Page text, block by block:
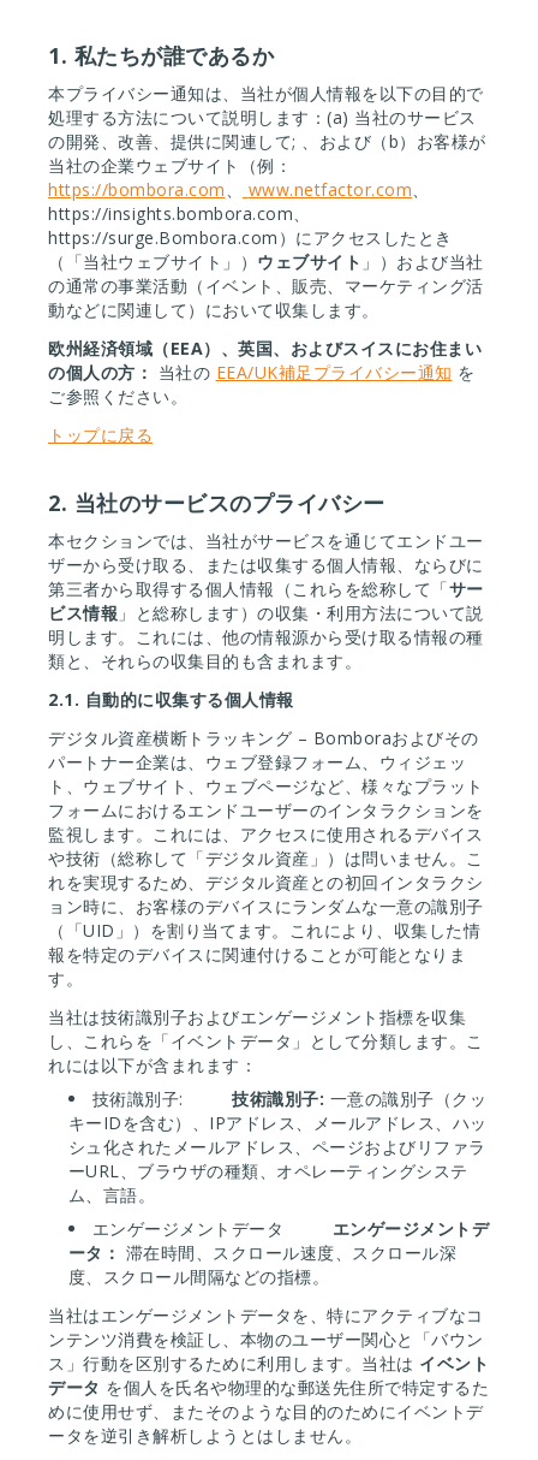
1. 私たちが誰であるか
本プライバシー通知は、当社が個人情報を以下の目的で
処理する方法について説明します：(a) 当社のサービス
の開発、改善、提供に関連して;
、および（b）お客様が
当社の企業ウェブサイト（例：
https://bombora.com
www.netfactor.com
https://insights.bombora.com、
https://surge.Bombora.com）にアクセスしたとき
（「当社ウェブサイト」） ウェブサイト 」）および当社
の通常の事業活動（イベント、販売、マーケティング活
動などに関連して）において収集します。
欧州経済領域（EEA）、英国、およびスイスにお住まい
の個人の方： 当社の EEA/UK補足プライバシー通知 を
ご参照ください。
トップに戻る
2. 当社のサービスのプライバシー
本セクションでは、当社がサービスを通じてエンドユー
ザーから受け取る、または収集する個人情報、ならびに
第三者から取得する個人情報（これらを総称して「サー
ビス情報 」と総称します）の収集・利用方法について説
明します。これには、他の情報源から受け取る情報の種
類と、それらの収集目的も含まれます。
2.1. 自動的に収集する個人情報
デジタル資産横断トラッキング – Bomboraおよびその
パートナー企業は、ウェブ登録フォーム、ウィジェッ
ト、ウェブサイト、ウェブページなど、様々なプラット
フォームにおけるエンドユーザーのインタラクションを
監視します。これには、アクセスに使用されるデバイス
や技術（総称して「デジタル資産」）は問いません。こ
れを実現するため、デジタル資産との初回インタラクシ
ョン時に、お客様のデバイスにランダムな一意の識別子
（「UID」）を割り当てます。これにより、収集した情
報を特定のデバイスに関連付けることが可能となりま
す。
当社は技術識別子およびエンゲージメント指標を収集
し、これらを「イベントデータ」として分類します。こ
れには以下が含まれます：
技術識別子:技術識別子: 一意の識別子（クッ
キーIDを含む）、IPアドレス、メールアドレス、ハッ
シュ化されたメールアドレス、ページおよびリファラ
ーURL、ブラウザの種類、オペレーティングシステ
ム、言語。
エンゲージメントデータ エンゲージメントデ
ータ： 滞在時間、スクロール速度、スクロール深
度、スクロール間隔などの指標。
当社はエンゲージメントデータを、特にアクティブなコ
ンテンツ消費を検証し、本物のユーザー関心と「バウン
ス」行動を区別するために利用します。当社は イベント
データ を個人を氏名や物理的な郵送先住所で特定するた
めに使用せず、またそのような目的のためにイベントデ
ータを逆引き解析しようとはしません。